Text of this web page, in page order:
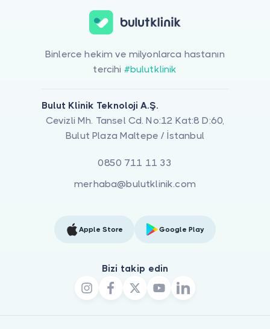
Binlerce hekim ve milyonlarca hastanın
tercihi #bulutklinik
Bulut Klinik Teknoloji A.Ş.
Cevizli Mh. Tansel Cd. No:12 Kat:8 D:60,
Bulut Plaza Maltepe / İstanbul
0850 711 11 33
merhaba@bulutklinik.com
Apple Store Google Play
Bizi takip edin